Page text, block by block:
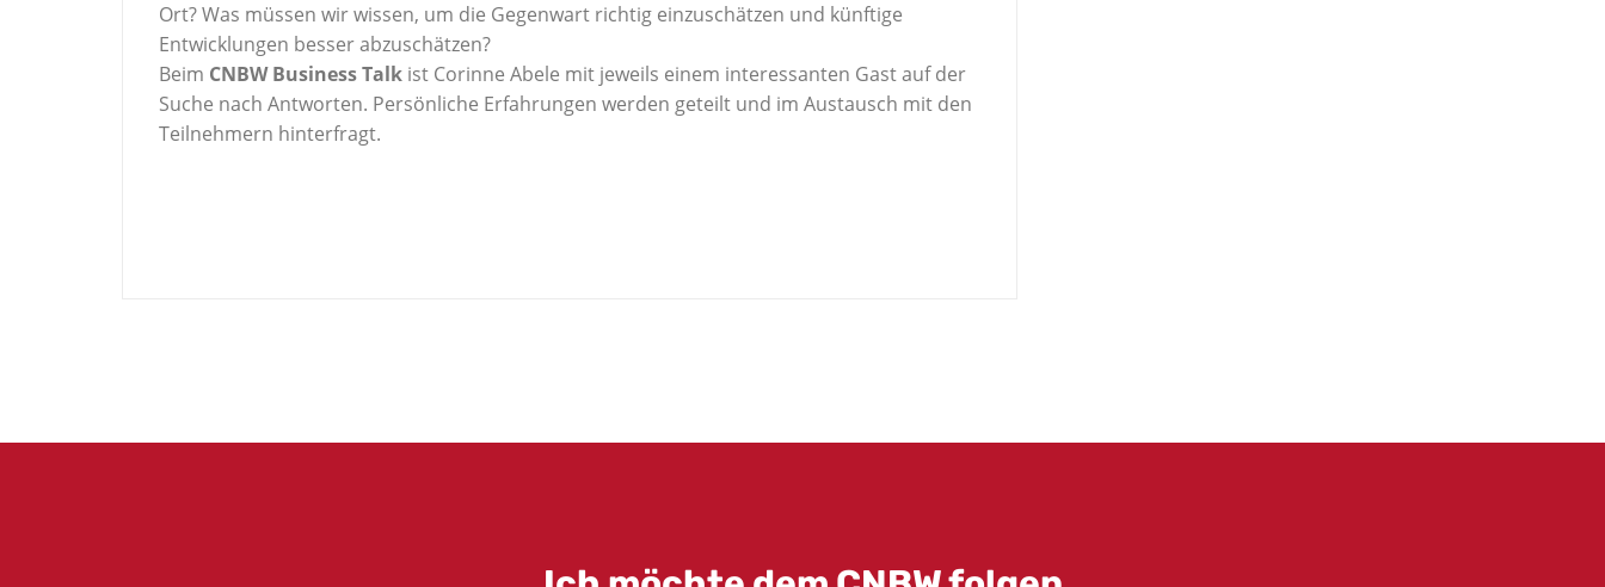
Ort? Was müssen wir wissen, um die Gegenwart richtig einzuschätzen und künftige
Entwicklungen besser abzuschätzen?
Beim CNBW Business Talk ist Corinne Abele mit jeweils einem interessanten Gast auf der
Suche nach Antworten. Persönliche Erfahrungen werden geteilt und im Austausch mit den
Teilnehmern hinterfragt.